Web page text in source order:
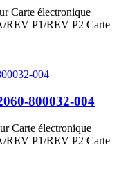
Carte électronique
REV P1/REV P2 Carte
800032-004
Carte électronique
REV P1/REV P2 Carte